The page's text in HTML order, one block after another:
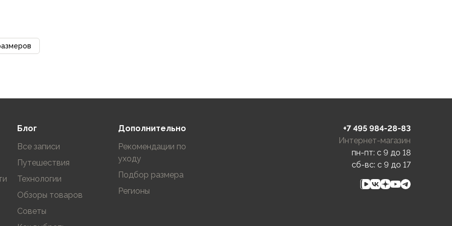
Блог
Все записи
Путешествия
Технологии
Обзоры товаров
Советы
Дополнительно
Рекомендации по
уходу
Подбор размера
Регионы
+7 495 984-28-83
Интернет-магазин
пн-пт: c 9 до 18
сб-вс: c 9 до 17